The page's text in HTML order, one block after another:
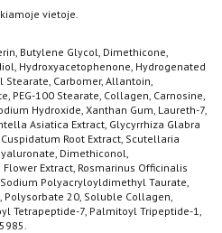
vietoje.
Butylene Glycol, Dimethicone,
Hydroxyacetophenone, Hydrogenated
Carbomer, Allantoin,
PEG-100 Stearate, Collagen, Carnosine,
Hydroxide, Xanthan Gum, Laureth-7,
Asiatica Extract, Glycyrrhiza Glabra
Root Extract, Scutellaria
Dimethiconol,
Extract, Rosmarinus Officinalis
Polyacryloyldimethyl Taurate,
Polysorbate 20, Soluble Collagen,
Tetrapeptide-7, Palmitoyl Tripeptide-1,
CI 19140, CI 15985.